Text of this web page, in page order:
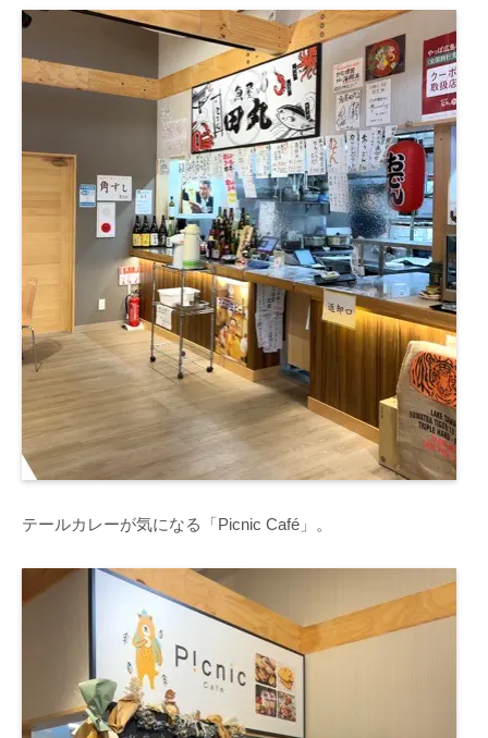
テールカレーが気になる「Picnic Café」。